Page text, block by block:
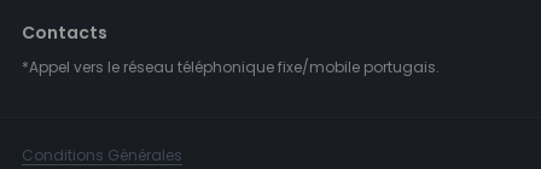
Contacts
*Appel vers le réseau téléphonique fixe/mobile portugais.
Conditions Générales